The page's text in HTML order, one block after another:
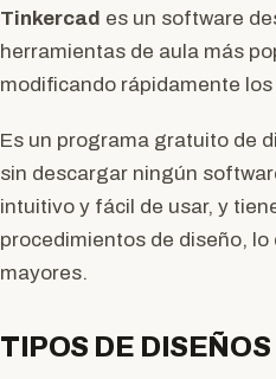
Tinkercad es un software
herramientas de aula más
modificando rápidamente
Es un programa gratuito de
sin descargar ningún
intuitivo y fácil de usar, y
procedimientos de diseño,
mayores.
TIPOS DE